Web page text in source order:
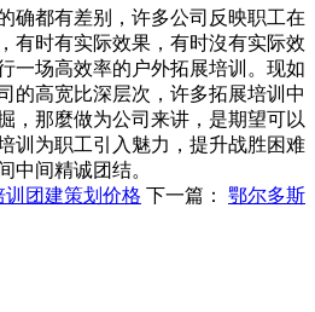
确都有差别，许多公司反映职工在
有时有实际效果，有时沒有实际效
一场高效率的户外拓展培训。现如
的高宽比深层次，许多拓展培训中
，那麼做为公司来讲，是期望可以
训为职工引入魅力，提升战胜困难
中间精诚团结。
训团建策划价格 下一篇： 鄂尔多斯